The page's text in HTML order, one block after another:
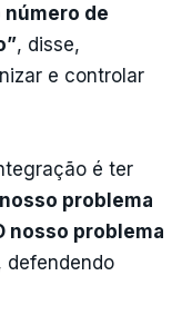
número de
, disse,
e controlar
é ter
nosso problema
nosso problema
defendendo